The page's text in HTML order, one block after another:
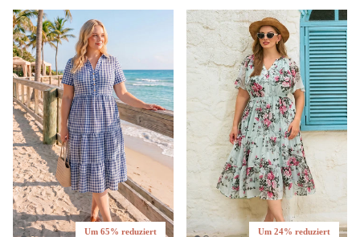
Um 65% reduziert Um 24% reduziert